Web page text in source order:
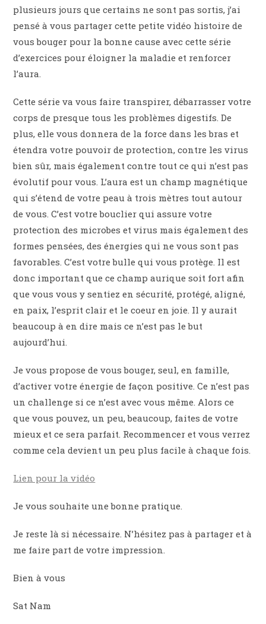
plusieurs jours que certains ne sont pas sortis, j’ai
pensé à vous partager cette petite vidéo histoire de
vous bouger pour la bonne cause avec cette série
d’exercices pour éloigner la maladie et renforcer
l’aura.
Cette série va vous faire transpirer, débarrasser votre
corps de presque tous les problèmes digestifs. De
plus, elle vous donnera de la force dans les bras et
étendra votre pouvoir de protection, contre les virus
bien sûr, mais également contre tout ce qui n’est pas
évolutif pour vous. L’aura est un champ magnétique
qui s’étend de votre peau à trois mètres tout autour
de vous. C’est votre bouclier qui assure votre
protection des microbes et virus mais également des
formes pensées, des énergies qui ne vous sont pas
favorables. C’est votre bulle qui vous protège. Il est
donc important que ce champ aurique soit fort afin
que vous vous y sentiez en sécurité, protégé, aligné,
en paix, l’esprit clair et le coeur en joie. Il y aurait
beaucoup à en dire mais ce n’est pas le but
aujourd’hui.
Je vous propose de vous bouger, seul, en famille,
d’activer votre énergie de façon positive. Ce n’est pas
un challenge si ce n’est avec vous même. Alors ce
que vous pouvez, un peu, beaucoup, faites de votre
mieux et ce sera parfait. Recommencer et vous verrez
comme cela devient un peu plus facile à chaque fois.
Lien pour la vidéo
Je vous souhaite une bonne pratique.
Je reste là si nécessaire. N’hésitez pas à partager et à
me faire part de votre impression.
Bien à vous
Sat Nam